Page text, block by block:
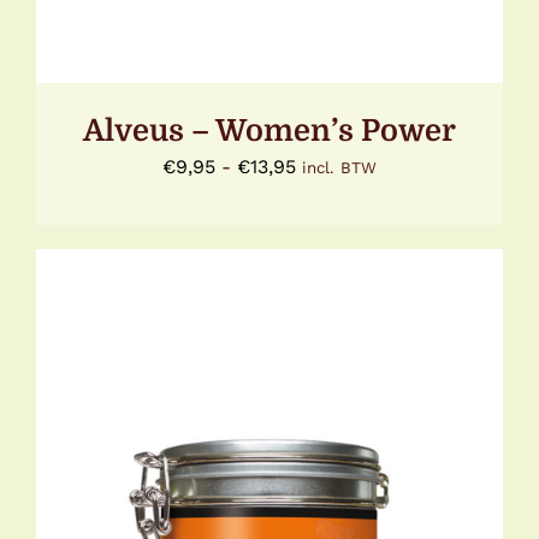
Alveus – Women’s Power
€9,95 - €13,95Prijsklasse:
incl. BTW